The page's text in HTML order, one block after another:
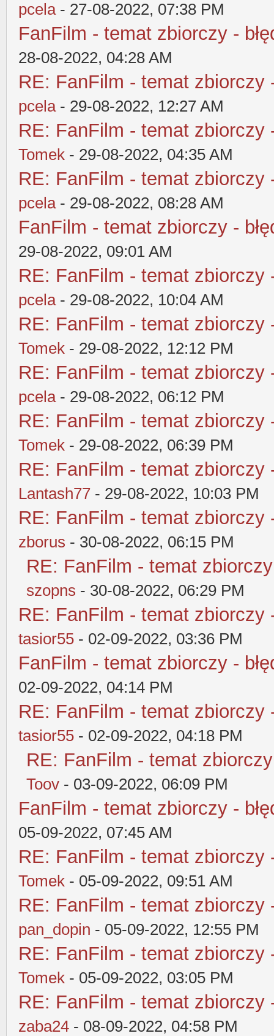
pcela- 27-08-2022, 07:38 PM
FanFilm - temat zbiorczy -
28-08-2022, 04:28 AM
RE: FanFilm - temat zbiorczy
pcela- 29-08-2022, 12:27 AM
RE: FanFilm - temat zbiorczy
Tomek - 29-08-2022, 04:35 AM
RE: FanFilm - temat zbiorczy
pcela- 29-08-2022, 08:28 AM
FanFilm - temat zbiorczy -
29-08-2022, 09:01 AM
RE: FanFilm - temat zbiorczy
pcela- 29-08-2022, 10:04 AM
RE: FanFilm - temat zbiorczy
Tomek - 29-08-2022, 12:12 PM
RE: FanFilm - temat zbiorczy
pcela- 29-08-2022, 06:12 PM
RE: FanFilm - temat zbiorczy
Tomek - 29-08-2022, 06:39 PM
RE: FanFilm - temat zbiorczy
Lantash77 - 29-08-2022, 10:03 PM
RE: FanFilm - temat zbiorczy
zborus - 30-08-2022, 06:15 PM
RE: FanFilm - temat
szopns - 30-08-2022, 06:29 PM
RE: FanFilm - temat zbiorczy
tasior55 - 02-09-2022, 03:36 PM
FanFilm - temat zbiorczy -
02-09-2022, 04:14 PM
RE: FanFilm - temat zbiorczy
tasior55 - 02-09-2022, 04:18 PM
RE: FanFilm - temat
Toov - 03-09-2022, 06:09 PM
FanFilm - temat zbiorczy -
05-09-2022, 07:45 AM
RE: FanFilm - temat zbiorczy
Tomek - 05-09-2022, 09:51 AM
RE: FanFilm - temat zbiorczy
pan_dopin - 05-09-2022, 12:55 PM
RE: FanFilm - temat zbiorczy
Tomek - 05-09-2022, 03:05 PM
RE: FanFilm - temat zbiorczy
zaba24 - 08-09-2022, 04:58 PM